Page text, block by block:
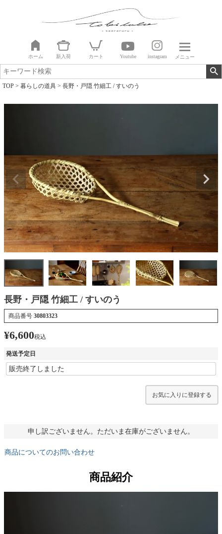
ホーム 新入荷 カート Youtube instagram メニュー
TOP 暮らしの道具 長野・戸隠 竹細工 / すいのう
長野・戸隠 竹細工 / すいのう
商品番号 30803323
¥6,600税込
発送予定日
お気に入りに登録する
申し訳ございません。ただいま在庫がございません。
商品についてのお問い合わせ
商品紹介